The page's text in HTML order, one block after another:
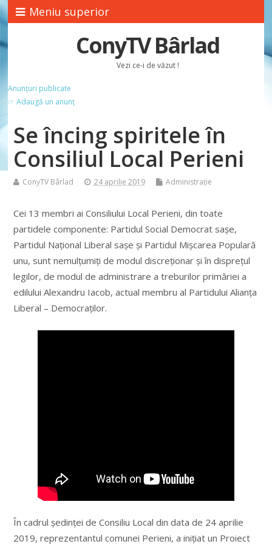
Meniu superior
ConyTV Bârlad
Vezi ce-i de văzut !
Anunțuri publicate
☞ Adaugă un anunț
Se încing spiritele în
Consiliul Local Perieni
ConyTV Bârlad 24 aprilie 2019 Administrație
Cei 13 membri ai Consiliului Local Perieni, din toate
partidele componente: Partidul Social Democrat sașe,
Partidul Național Liberal sașe și Partidul Mișcarea Populară
unu, sunt nemulțumiți de modul discreționar și în disprețul
legilor, de modul de administrare a treburilor primăriei a
edilului Alexandru Iacob, actual membru al Partidului Alianța
Liberal – Democraților.
În cadrul ședinței de Consiliu Local din data de 24 aprilie
2019, reprezentantul comunei Perieni, a inițiat un Proiect